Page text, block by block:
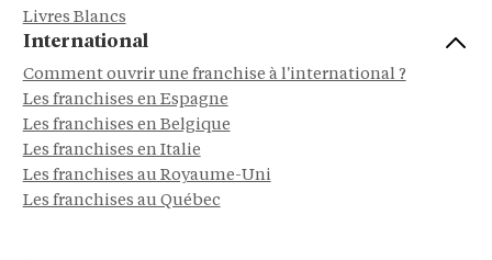
Livres Blancs
International
Comment ouvrir une franchise à l'international ?
Les franchises en Espagne
Les franchises en Belgique
Les franchises en Italie
Les franchises au Royaume-Uni
Les franchises au Québec